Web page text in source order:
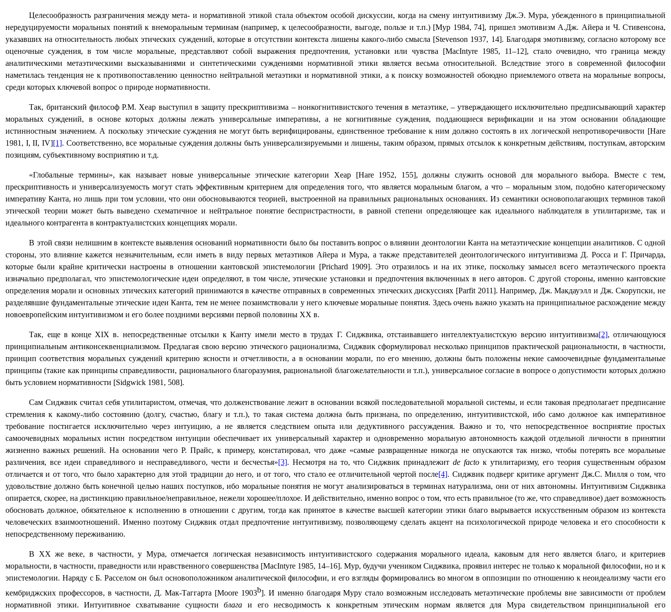
Целесообразность разграничения между мета- и нормативной этикой стала объектом особой дискуссии, когда на смену интуитивизму Дж.Э. Мура, убежденного в принципиальной
нередуцируемости моральных понятий к внеморальным терминам (например, к целесообразности, выгоде, пользе и т.п.) [Мур 1984, 74], пришел эмотивизм А.Дж. Айера и Ч. Стивенсона,
указавших на относительность любых этических суждений, которые в отсутствии контекста лишены какого-либо смысла [Stevenson 1937, 14]. Благодаря эмотивизму, согласно которому все
оценочные суждения, в том числе моральные, представляют собой выражения предпочтения, установки или чувства [MacIntyre 1985, 11–12], стало очевидно, что граница между
аналитическими метаэтическими высказываниями и синтетическими суждениями нормативной этики является весьма относительной. Вследствие этого в современной философии
наметилась тенденция не к противопоставлению ценностно нейтральной метаэтики и нормативной этики, а к поиску возможностей обоюдно приемлемого ответа на моральные вопросы,
среди которых ключевой вопрос о природе нормативности.
Так, британский философ Р.М. Хеар выступил в защиту прескриптивизма – нонкогнитивистского течения в метаэтике, – утверждающего исключительно предписывающий характер
моральных суждений, в основе которых должны лежать универсальные императивы, а не когнитивные суждения, поддающиеся верификации и на этом основании обладающие
истинностным значением. А поскольку этические суждения не могут быть верифицированы, единственное требование к ним должно состоять в их логической непротиворечивости [Hare
1981, I,II,IV][1]. Соответственно, все моральные суждения должны быть универсализируемыми и лишены, таким образом, прямых отсылок к конкретным действиям, поступкам, авторским
позициям, субъективному восприятию и т.д.
«Глобальные термины», как называет новые универсальные этические категории Хеар [Hare1952, 155], должны служить основой для морального выбора. Вместе с тем,
прескриптивность и универсализуемость могут стать эффективным критерием для определения того, что является моральным благом, а что – моральным злом, подобно категорическому
императиву Канта, но лишь при том условии, что они обосновываются теорией, выстроенной на правильных рациональных основаниях. Из семантики основополагающих терминов такой
этической теории может быть выведено схематичное и нейтральное понятие беспристрастности, в равной степени определяющее как идеального наблюдателя в утилитаризме, так и
идеального контрагента в контрактуалистских концепциях морали.
В этой связи нелишним в контексте выявления оснований нормативности было бы поставить вопрос о влиянии деонтологии Канта на метаэтические концепции аналитиков. С одной
стороны, это влияние кажется незначительным, если иметь в виду первых метаэтиков Айера и Мура, а также представителей деонтологического интуитивизма Д. Росса и Г. Причарда,
которые были крайне критически настроены в отношении кантовской эпистемологии [Prichard 1909]. Это отразилось и на их этике, поскольку замысел всего метаэтического проекта
изначально предполагал, что эпистемологические идеи определяют, в том числе, этические установки и предпочтения включенных в него авторов. С другой стороны, именно кантовские
определения морали и основных этических категорий принимаются в качестве отправных в современных этических дискуссиях [Parfit2011]. Например, Дж. Макдауэлл и Дж. Скорупски, не
разделявшие фундаментальные этические идеи Канта, тем не менее позаимствовали у него ключевые моральные понятия. Здесь очень важно указать на принципиальное расхождение между
новоевропейским интуитивизмом и его более поздними версиями первой половины XX в.
Так, еще в конце XIX в. непосредственные отсылки к Канту имели место в трудах Г. Сиджвика, отстаивавшего интеллектуалистскую версию интуитивизма[2], отличающуюся
принципиальным антиконсеквенциализмом. Предлагая свою версию этического рационализма, Сиджвик сформулировал несколько принципов практической рациональности, в частности,
принцип соответствия моральных суждений критерию ясности и отчетливости, а в основании морали, по его мнению, должны быть положены некие самоочевидные фундаментальные
принципы (такие как принципы справедливости, рационального благоразумия, рациональной благожелательности и т.п.), универсальное согласие в вопросе о допустимости которых должно
быть условием нормативности [Sidgwick 1981, 508].
Сам Сиджвик считал себя утилитаристом, отмечая, что долженствование лежит в основании всякой последовательной моральной системы, и если таковая предполагает предписание
стремления к какому-либо состоянию (долгу, счастью, благу и т.п.), то такая система должна быть признана, по определению, интуитивистской, ибо само должное как императивное
требование постигается исключительно через интуицию, а не является следствием опыта или дедуктивного рассуждения. Важно и то, что непосредственное восприятие простых
самоочевидных моральных истин посредством интуиции обеспечивает их универсальный характер и одновременно моральную автономность каждой отдельной личности в принятии
жизненно важных решений. На основании чего Р. Прайс, к примеру, констатировал, что даже «самые развращенные никогда не опускаются так низко, чтобы потерять все моральные
различения, все идеи справедливого и несправедливого, чести и бесчестья»[3]. Несмотря на то, что Сиджвик принадлежитde facto к утилитаризму, его теория существенным образом
отличается и от того, что было характерно для этой традиции до него, и от того, что стало ее отличительной чертой после[4]. Сиджвик подверг критике аргумент Дж.С. Милля о том, что
удовольствие должно быть конечной целью наших поступков, ибо моральные понятия не могут анализироваться в терминах натурализма, они от них автономны. Интуитивизм Сиджвика
опирается, скорее, на дистинкцию правильное/неправильное, нежели хорошее/плохое. И действительно, именно вопрос о том, что есть правильное (то же, что справедливое) дает возможность
обосновать должное, обязательное к исполнению в отношении с другим, тогда как принятое в качестве высшей категории этики благо вырывается искусственным образом из контекста
человеческих взаимоотношений. Именно поэтому Сиджвик отдал предпочтение интуитивизму, позволяющему сделать акцент на психологической природе человека и его способности к
непосредственному переживанию.
В XX же веке, в частности, у Мура, отмечается логическая независимость интуитивистского содержания морального идеала, каковым для него является благо, и критериев
моральности, в частности, праведности или нравственного совершенства [MacIntyre 1985, 14–16]. Мур, будучи учеником Сиджвика, проявил интерес не только к моральной философии, но и к
эпистемологии. Наряду с Б. Расселом он был основоположником аналитической философии, и его взгляды формировались во многом в оппозиции по отношению к неоидеализму части его
кембриджcких профессоров, в частности, Д. Мак-Таггарта [Moore 1903b]. И именно благодаря Муру стало возможным исследовать метаэтические проблемы вне зависимости от проблем
нормативной этики. Интуитивное схватывание сущностиблага и его несводимость к конкретным этическим нормам является для Мура свидетельством принципиальной его